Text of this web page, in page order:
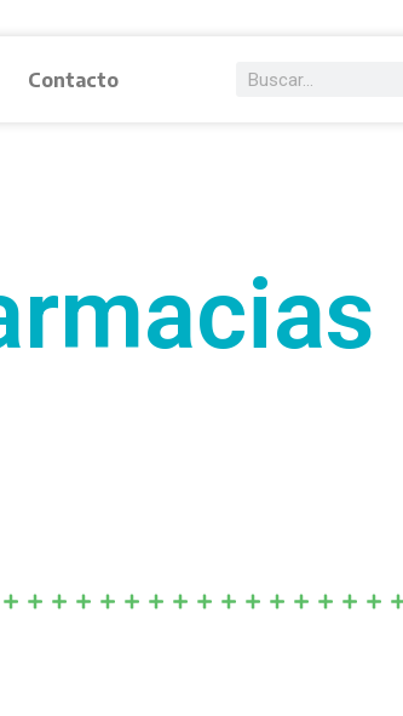
Contacto